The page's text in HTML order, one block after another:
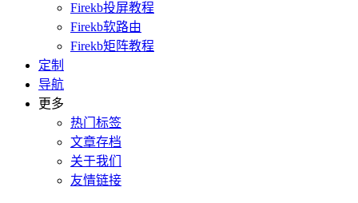
Firekb投屏教程
Firekb软路由
Firekb矩阵教程
定制
导航
更多
热门标签
文章存档
关于我们
友情链接